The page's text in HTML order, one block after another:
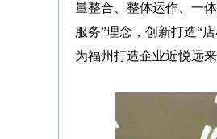
量整合、整体运作、一
服务”理念，创新打造“
为福州打造企业近悦远